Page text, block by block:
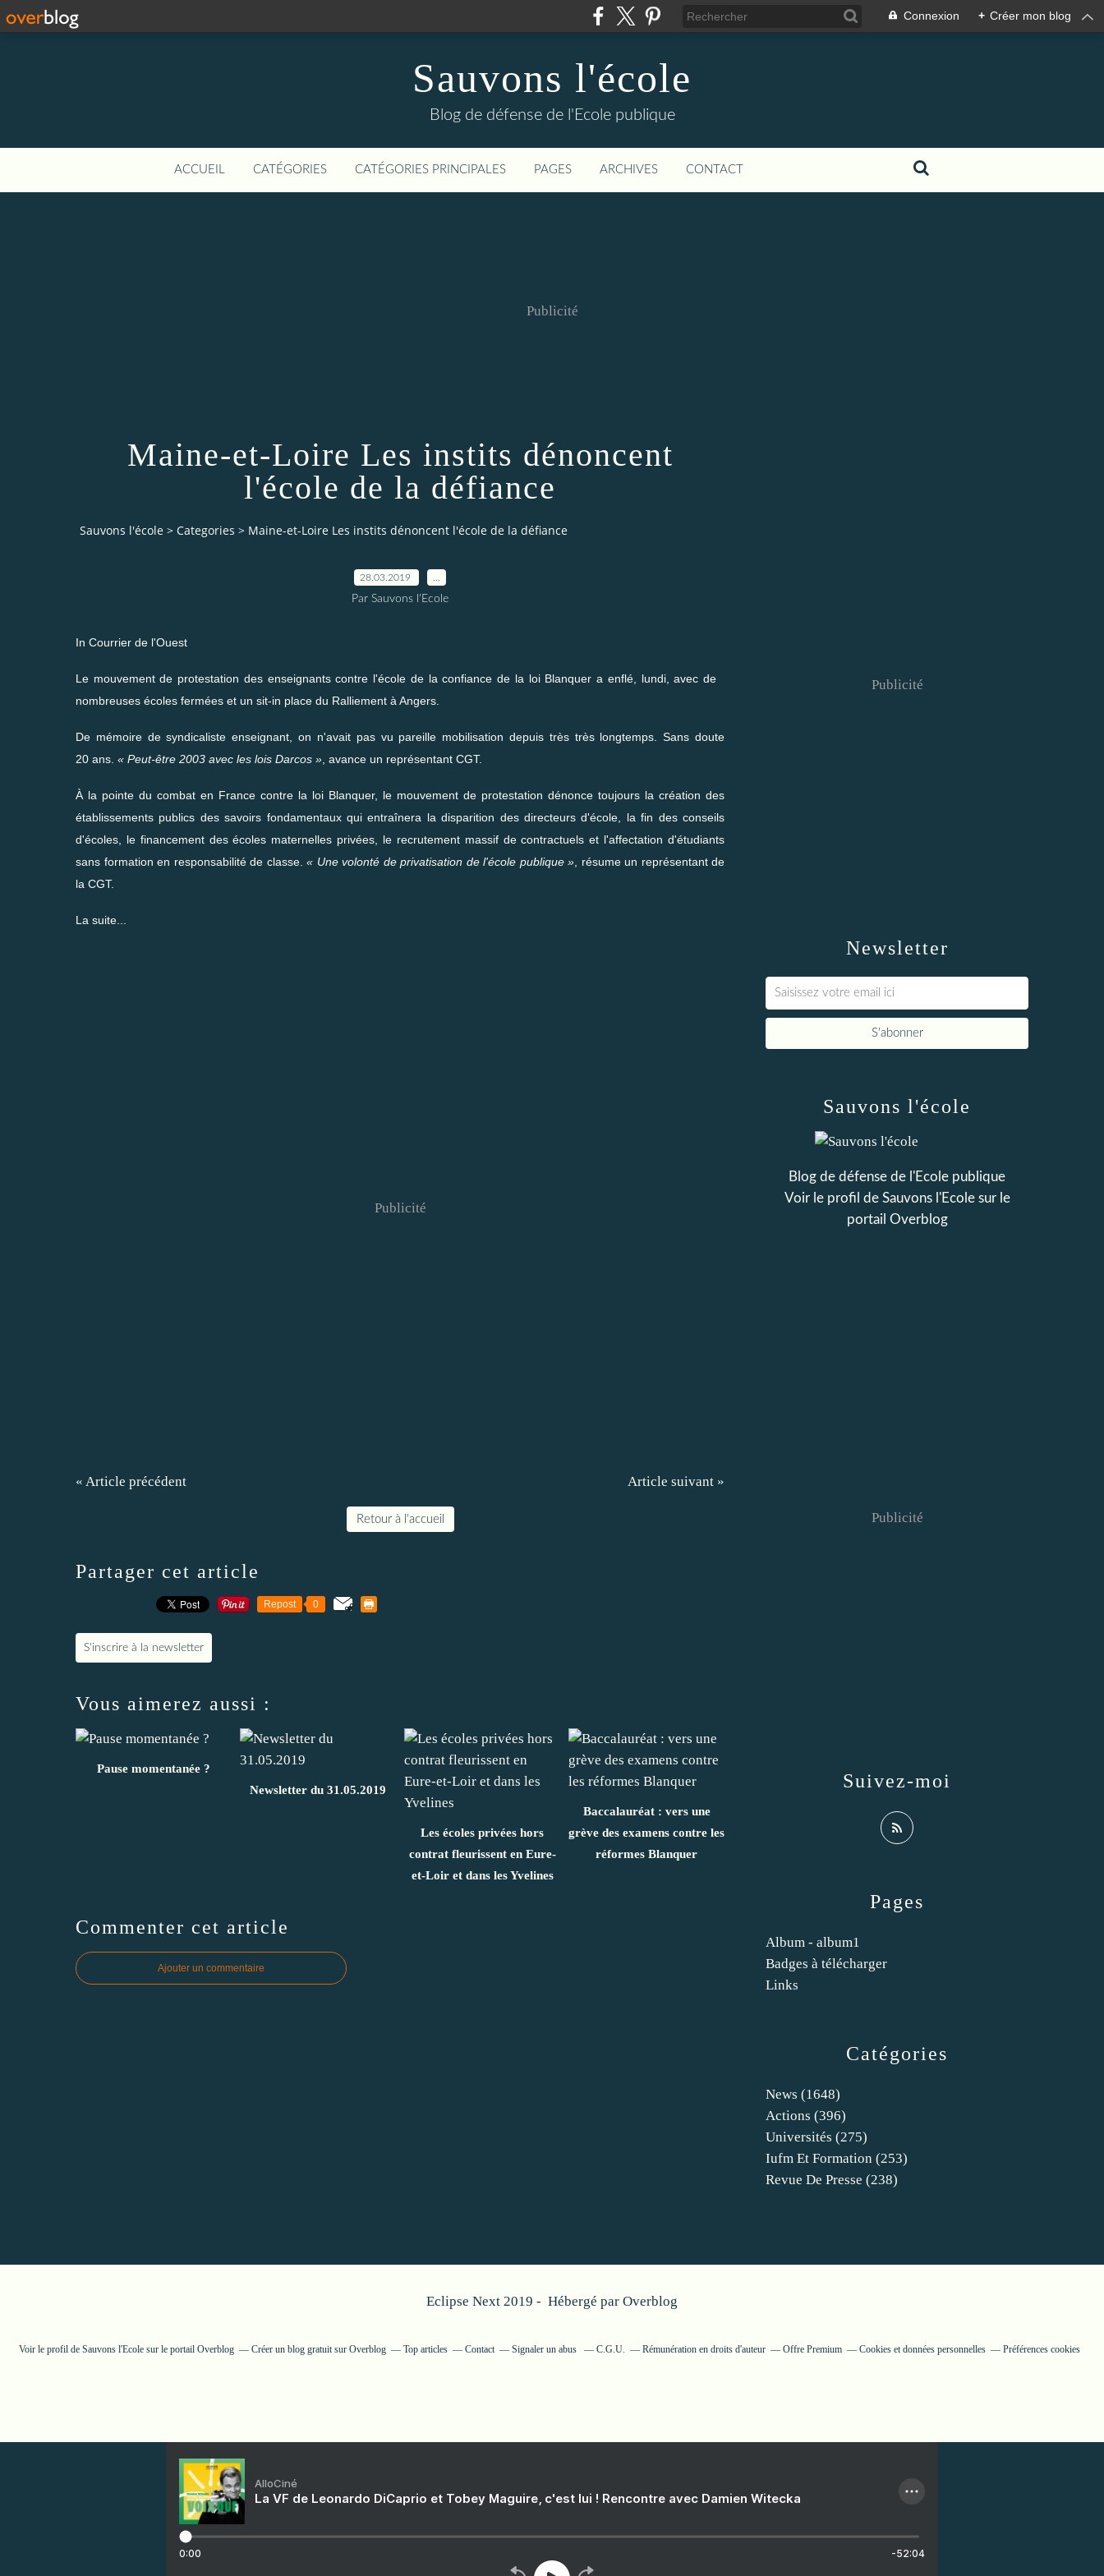
Connexion + Créer mon blog
Sauvons l'école
Blog de défense de l'Ecole publique
ACCUEIL CATÉGORIES CATÉGORIES PRINCIPALES PAGES ARCHIVES CONTACT
Publicité
Maine-et-Loire Les instits dénoncent
l'école de la défiance
Sauvons l'école > Categories > Maine-et-Loire Les instits dénoncent l'école de la défiance
28.03.2019
Par Sauvons l'Ecole
In Courrier de l'Ouest
Le mouvement de protestation des enseignants contre l'école de la confiance de la loi Blanquer a enflé, lundi, avec de
nombreuses écoles fermées et un sit-in place du Ralliement à Angers.
De mémoire de syndicaliste enseignant, on n'avait pas vu pareille mobilisation depuis très très longtemps. Sans doute
20 ans. « Peut-être 2003 avec les lois Darcos » , avance un représentant CGT.
À la pointe du combat en France contre la loi Blanquer, le mouvement de protestation dénonce toujours la création des
établissements publics des savoirs fondamentaux qui entraînera la disparition des directeurs d'école, la fin des conseils
d'écoles, le financement des écoles maternelles privées, le recrutement massif de contractuels et l'affectation d'étudiants
sans formation en responsabilité de classe. « Une volonté de privatisation de l'école publique » , résume un représentant de
la CGT.
La suite..
Publicité
« Article précédent Article suivant »
Retour à l'accueil
Partager cet article
Repost 0
S'inscrire à la newsletter
Vous aimerez aussi :
Pause momentanée ?
Newsletter du 31.05.2019
Les écoles privées hors
contrat fleurissent en Eure-
et-Loir et dans les Yvelines
Baccalauréat : vers une
grève des examens contre les
réformes Blanquer
Commenter cet article
Ajouter un commentaire
Newsletter
Publicité
Catégories
News (1648)
Actions (396)
Universités (275)
Iufm Et Formation (253)
Revue De Presse (238)
Pages
Album - album1
Badges à télécharger
Links
Sauvons l'école
Blog de défense de l'Ecole publique
Voir le profil de Sauvons l'Ecolesur le
portail Overblog
Suivez-moi
Publicité
Eclipse Next 2019 - Hébergé par Overblog
Voir le profil de Sauvons l'Ecole sur le portail Overblog Créer un blog gratuit sur Overblog Top articles Contact Signaler un abus C.G.U. Rémunération en droits d'auteur Offre Premium Cookies et données personnelles Préférences cookies
AlloCiné
La VF de Leonardo DiCaprio et Tobey Maguire, c'est lui ! Rencontre avec Damien Witecka
0:00 -52:04